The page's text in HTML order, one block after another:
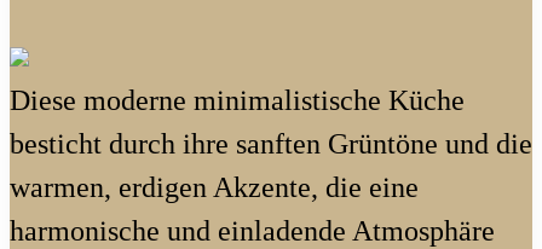
Diese moderne minimalistische Küche
besticht durch ihre sanften Grüntöne und die
warmen, erdigen Akzente, die eine
harmonische und einladende Atmosphäre